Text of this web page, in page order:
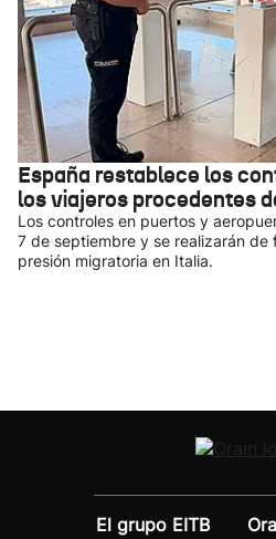
España restablece los
los viajeros procedentes
Los controles en puertos y
7 de septiembre y se realizarán de
presión migratoria en Italia.
El grupo EITB